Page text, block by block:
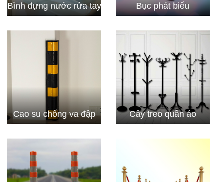
Bình đựng nước rửa tay Bục phát biểu
Cao su chống va đập Cây treo quần áo